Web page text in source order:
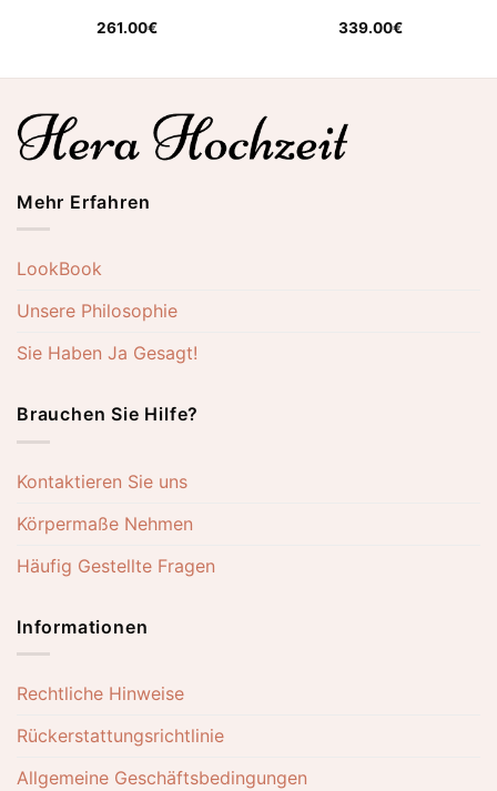
261.00€ 339.00€
Mehr Erfahren
LookBook
Unsere Philosophie
Sie Haben Ja Gesagt!
Brauchen Sie Hilfe?
Kontaktieren Sie uns
Körpermaße Nehmen
Häufig Gestellte Fragen
Informationen
Rechtliche Hinweise
Rückerstattungsrichtlinie
Allgemeine Geschäftsbedingungen